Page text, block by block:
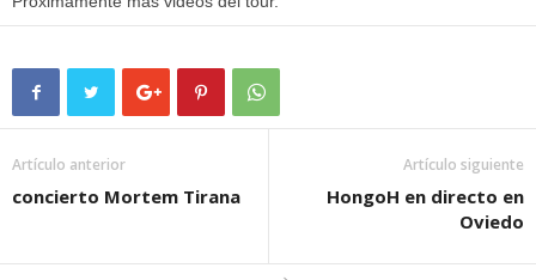
Artículo anterior
concierto Mortem Tirana
Artículo siguiente
HongoH en directo en
Oviedo